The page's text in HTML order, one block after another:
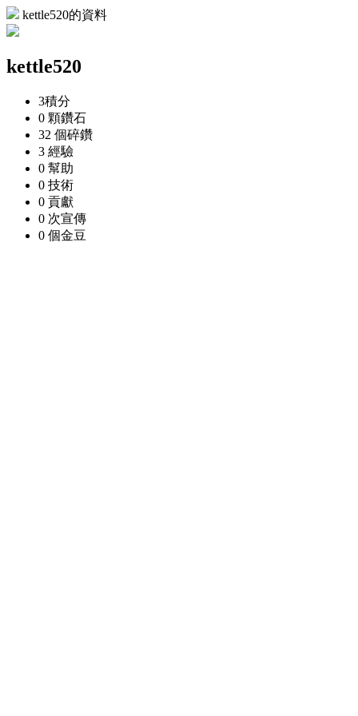
kettle520的資料
kettle520
3積分
0 顆鑽石
32 個碎鑽
3 經驗
0 幫助
0 技術
0 貢獻
0 次宣傳
0 個金豆